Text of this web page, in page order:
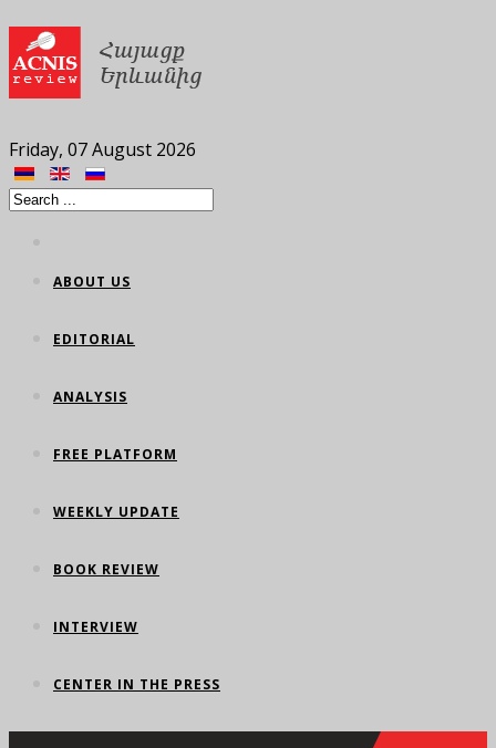
Friday, 07 August 2026
ABOUT US
EDITORIAL
ANALYSIS
FREE PLATFORM
WEEKLY UPDATE
BOOK REVIEW
INTERVIEW
CENTER IN THE PRESS